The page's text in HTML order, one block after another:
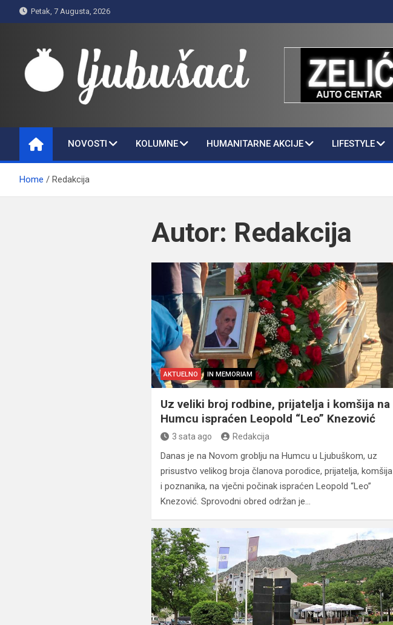
to
Petak, 7 Augusta, 2026
Ljubušaci
NOVOSTI KOLUMNE HUMANITARNE AKCIJE LIFESTYLE
Home Redakcija
Autor: Redakcija
AKTUELNO IN MEMORIAM
Uz veliki broj rodbine, prijatelja i komšija na
Humcu ispraćen Leopold “Leo” Knezović
3 sata ago Redakcija
Danas je na Novom groblju na Humcu u Ljubuškom, uz
prisustvo velikog broja članova porodice, prijatelja, komšija
i poznanika, na vječni počinak ispraćen Leopold “Leo”
Knezović. Sprovodni obred održan je…